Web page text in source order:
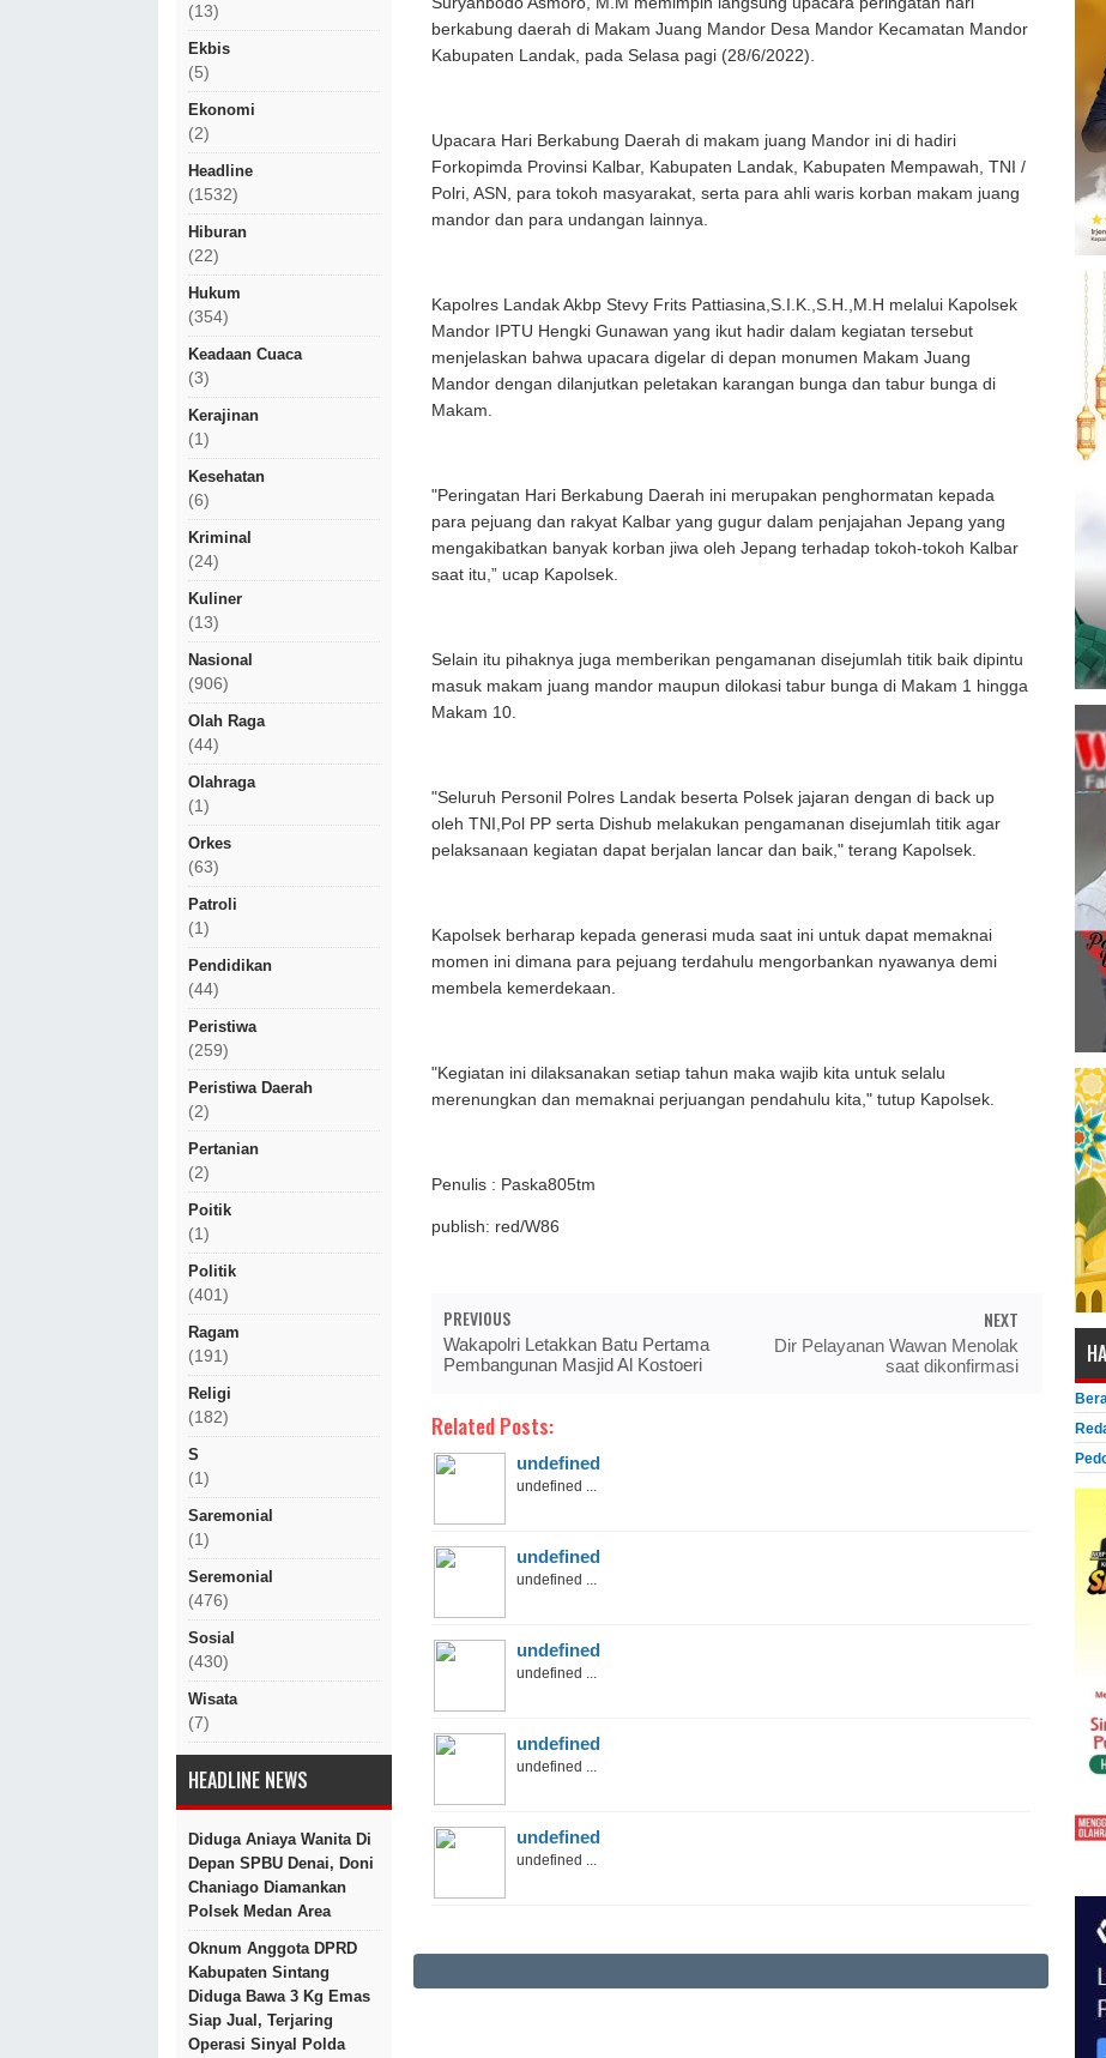
(13)
Ekbis
(5)
Ekonomi
(2)
Headline
(1532)
Hiburan
(22)
Hukum
(354)
Keadaan Cuaca
(3)
Kerajinan
(1)
Kesehatan
(6)
Kriminal
(24)
Kuliner
(13)
Nasional
(906)
Olah Raga
(44)
Olahraga
(1)
Orkes
(63)
Patroli
(1)
Pendidikan
(44)
Peristiwa
(259)
Peristiwa Daerah
(2)
Pertanian
(2)
Poitik
(1)
Politik
(401)
Ragam
(191)
Religi
(182)
S
(1)
Saremonial
(1)
Seremonial
(476)
Sosial
(430)
Wisata
(7)
HEADLINE NEWS
Diduga Aniaya Wanita Di
Depan SPBU Denai, Doni
Chaniago Diamankan
Polsek Medan Area
Oknum Anggota DPRD
Kabupaten Sintang
Diduga Bawa 3 Kg Emas
Siap Jual, Terjaring
Operasi Sinyal Polda
berkabung daerah di Makam Juang Mandor Desa Mandor Kecamatan Mandor
Kabupaten Landak, pada Selasa pagi (28/6/2022).
Upacara Hari Berkabung Daerah di makam juang Mandor ini di hadiri
Forkopimda Provinsi Kalbar, Kabupaten Landak, Kabupaten Mempawah, TNI /
Polri, ASN, para tokoh masyarakat, serta para ahli waris korban makam juang
mandor dan para undangan lainnya.
Kapolres Landak Akbp Stevy Frits Pattiasina,S.I.K.,S.H.,M.H melalui Kapolsek
Mandor IPTU Hengki Gunawan yang ikut hadir dalam kegiatan tersebut
menjelaskan bahwa upacara digelar di depan monumen Makam Juang
Mandor dengan dilanjutkan peletakan karangan bunga dan tabur bunga di
Makam.
"Peringatan Hari Berkabung Daerah ini merupakan penghormatan kepada
para pejuang dan rakyat Kalbar yang gugur dalam penjajahan Jepang yang
mengakibatkan banyak korban jiwa oleh Jepang terhadap tokoh-tokoh Kalbar
saat itu,” ucap Kapolsek.
Selain itu pihaknya juga memberikan pengamanan disejumlah titik baik dipintu
masuk makam juang mandor maupun dilokasi tabur bunga di Makam 1 hingga
Makam 10.
"Seluruh Personil Polres Landak beserta Polsek jajaran dengan di back up
oleh TNI,Pol PP serta Dishub melakukan pengamanan disejumlah titik agar
pelaksanaan kegiatan dapat berjalan lancar dan baik," terang Kapolsek.
Kapolsek berharap kepada generasi muda saat ini untuk dapat memaknai
momen ini dimana para pejuang terdahulu mengorbankan nyawanya demi
membela kemerdekaan.
"Kegiatan ini dilaksanakan setiap tahun maka wajib kita untuk selalu
merenungkan dan memaknai perjuangan pendahulu kita," tutup Kapolsek.
Penulis : Paska805tm
publish: red/W86
PREVIOUS
Wakapolri Letakkan Batu Pertama
Pembangunan Masjid Al Kostoeri
NEXT
Dir Pelayanan Wawan Menolak
saat dikonfirmasi
Related Posts:
undefined
undefined ...
undefined
undefined ...
undefined
undefined ...
undefined
undefined ...
undefined
undefined ...